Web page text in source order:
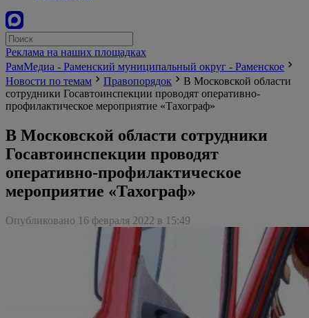
Реклама на наших площадках
РамМедиа - Раменский муниципальный округ - Раменское
Новости по темам
Правопорядок
В Московской области
сотрудники Госавтоинспекции проводят оперативно-
профилактическое мероприятие «Тахограф»
В Московской области сотрудники
Госавтоинспекции проводят
оперативно-профилактическое
мероприятие «Тахограф»
Опубликовано 16 февраля 2022 в 15:49